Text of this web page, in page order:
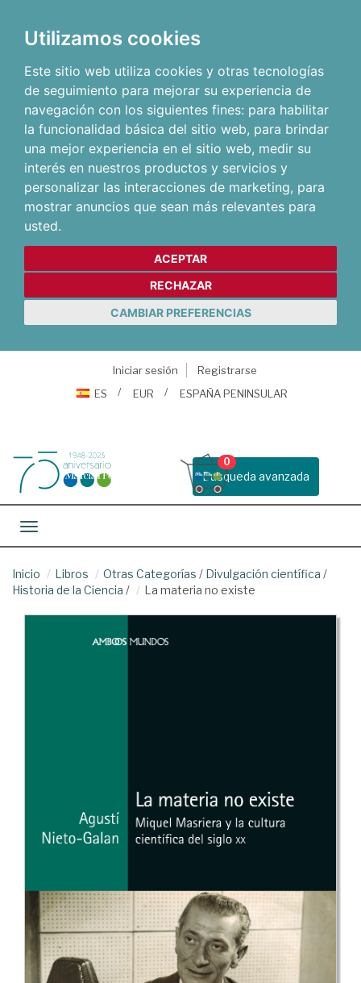
Utilizamos cookies
Este sitio web utiliza cookies y otras tecnologías
de seguimiento para mejorar su experiencia de
navegación con los siguientes fines: para habilitar
la funcionalidad básica del sitio web, para brindar
una mejor experiencia en el sitio web, medir su
interés en nuestros productos y servicios y
personalizar las interacciones de marketing, para
mostrar anuncios que sean más relevantes para
usted.
ACEPTAR
RECHAZAR
CAMBIAR PREFERENCIAS
Iniciar sesión
Registrarse
ES
EUR ESPAÑA PENINSULAR
Busqueda avanzada
0
Toggle navigation
Inicio Libros Otras Categorías / Divulgación científica /
Historia de la Ciencia / La materia no existe